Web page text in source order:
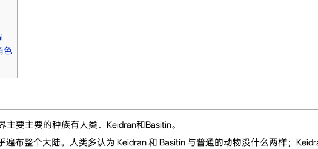
色
主要主要的种族有人类、Keidran和Basitin。
遍布整个大陆。人类多认为 Keidran 和 Basitin 与普通的动物没什么两样；